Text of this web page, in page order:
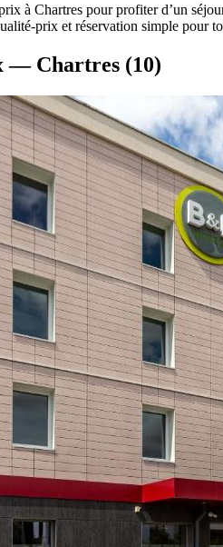
à Chartres pour profiter d’un
prix et réservation simple pour
— Chartres (10)